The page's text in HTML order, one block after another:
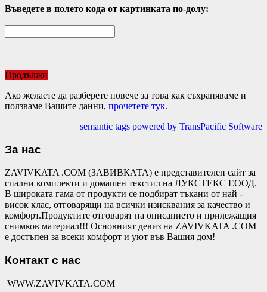
Въведете в полето кода от картинката по-долу:
Продължи
Ако желаете да разберете повече за това как съхраняваме и
ползваме Вашите данни, прочетете тук.
semantic tags powered by TransPacific Software
За нас
ZAVIVKATA .COM (ЗАВИВКАТА) е представителен сайт за
спални комплекти и домашен текстил на ЛУКСТЕКС ЕООД.
В широката гама от продукти се подбират тъкани от най -
висок клас, отговарящи на всички изисквания за качество и
комфорт.Продуктите отговарят на описанието и прилежащия
снимков материал!!! Основният девиз на ZAVIVKATA .COM
е достъпен за всеки комфорт и уют във Вашия дом!
Контакт с нас
WWW.ZAVIVKATA.COM